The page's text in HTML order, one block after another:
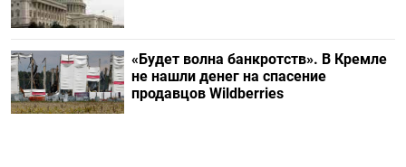
«Будет волна банкротств». В Кремле
не нашли денег на спасение
продавцов Wildberries